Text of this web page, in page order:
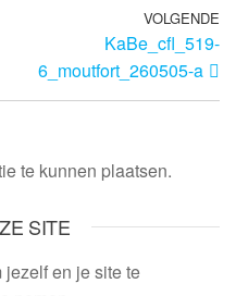
VOLGENDE
KaBe_cfl_519-
6_moutfort_260505-a
te kunnen plaatsen.
SITE
en je site te